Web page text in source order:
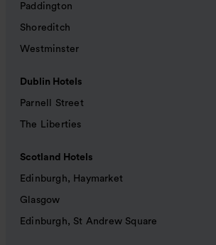
Paddington
Shoreditch
Westminster
Dublin Hotels
Parnell Street
The Liberties
Scotland Hotels
Edinburgh, Haymarket
Glasgow
Edinburgh, St Andrew Square